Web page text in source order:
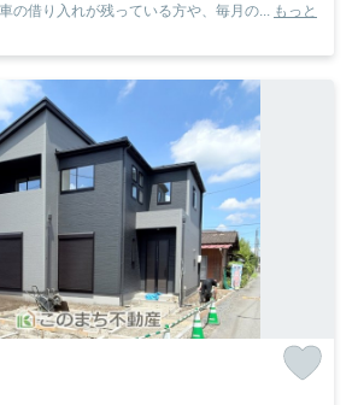
の借り入れが残っている方や、毎月の...
もっと